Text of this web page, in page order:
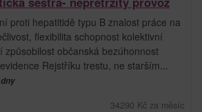
proti hepatitidě typu B znalost práce na
flexibilita schopnost kolektivní
způsobilost občanská bezúhonnost
Rejstříku trestu, ne starším...
34290 Kč za měsíc